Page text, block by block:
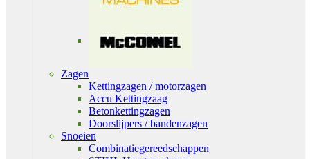
Zagen
Kettingzagen / motorzagen
Accu Kettingzaag
Betonkettingzagen
Doorslijpers / bandenzagen
Snoeien
Combinatiegereedschappen